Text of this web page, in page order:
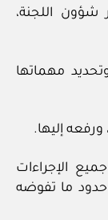
شؤون اللجنة،
مهماتها
الإجراءات
حدود ما تفوضه